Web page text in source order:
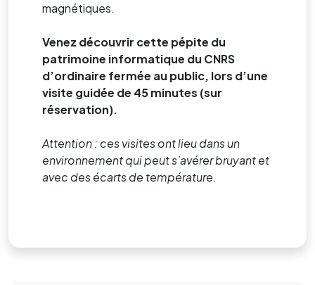
magnétiques.
Venez découvrir cette pépite du
patrimoine informatique du CNRS
d’ordinaire fermée au public, lors d’une
visite guidée de 45 minutes (sur
réservation).
Attention : ces visites ont lieu dans un
environnement qui peut s’avérer bruyant et
avec des écarts de température.